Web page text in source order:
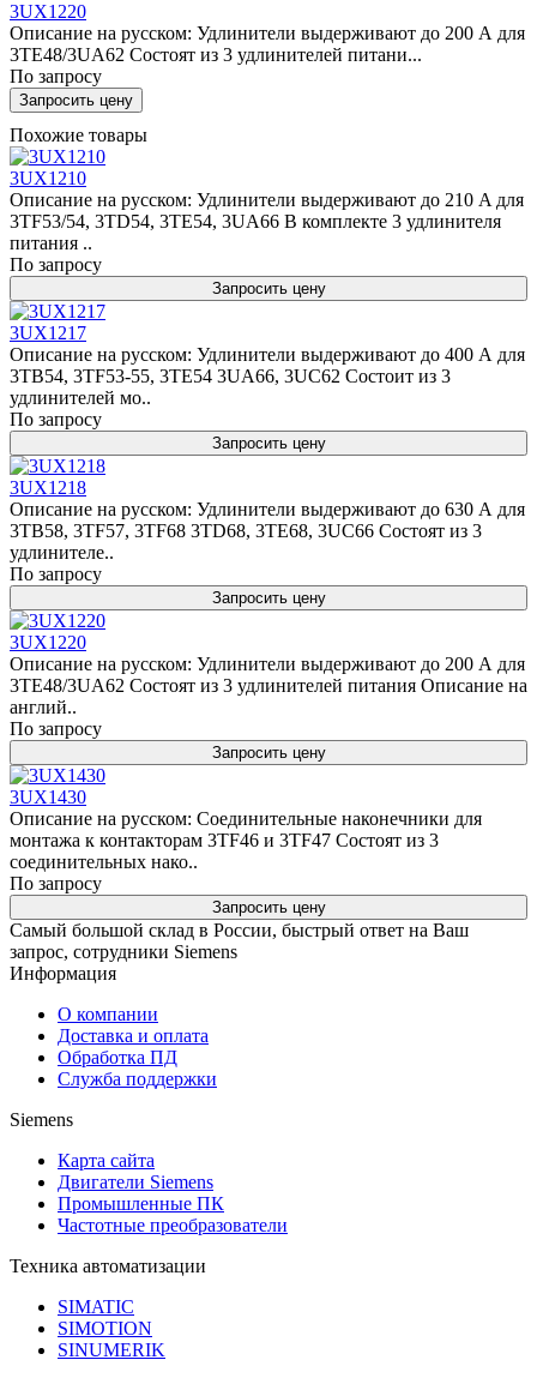
3UX1220
Описание на русском: Удлинители выдерживают до 200 А для
3TE48/3UA62 Состоят из 3 удлинителей питани...
По запросу
Запросить цену
Похожие товары
3UX1210
Описание на русском: Удлинители выдерживают до 210 A для
3TF53/54, 3TD54, 3TE54, 3UA66 В комплекте 3 удлинителя
питания ..
По запросу
Запросить цену
3UX1217
Описание на русском: Удлинители выдерживают до 400 А для
3TB54, 3TF53-55, 3TE54 3UA66, 3UC62 Состоит из 3
удлинителей мо..
По запросу
Запросить цену
3UX1218
Описание на русском: Удлинители выдерживают до 630 А для
3TB58, 3TF57, 3TF68 3TD68, 3TE68, 3UC66 Состоят из 3
удлинителе..
По запросу
Запросить цену
3UX1220
Описание на русском: Удлинители выдерживают до 200 А для
3TE48/3UA62 Состоят из 3 удлинителей питания Описание на
англий..
По запросу
Запросить цену
3UX1430
Описание на русском: Соединительные наконечники для
монтажа к контакторам 3TF46 и 3TF47 Состоят из 3
соединительных нако..
По запросу
Запросить цену
Самый большой склад в России, быстрый ответ на Ваш
запрос, сотрудники Siemens
Информация
О компании
Доставка и оплата
Обработка ПД
Служба поддержки
Siemens
Карта сайта
Двигатели Siemens
Промышленные ПК
Частотные преобразователи
Техника автоматизации
SIMATIC
SIMOTION
SINUMERIK